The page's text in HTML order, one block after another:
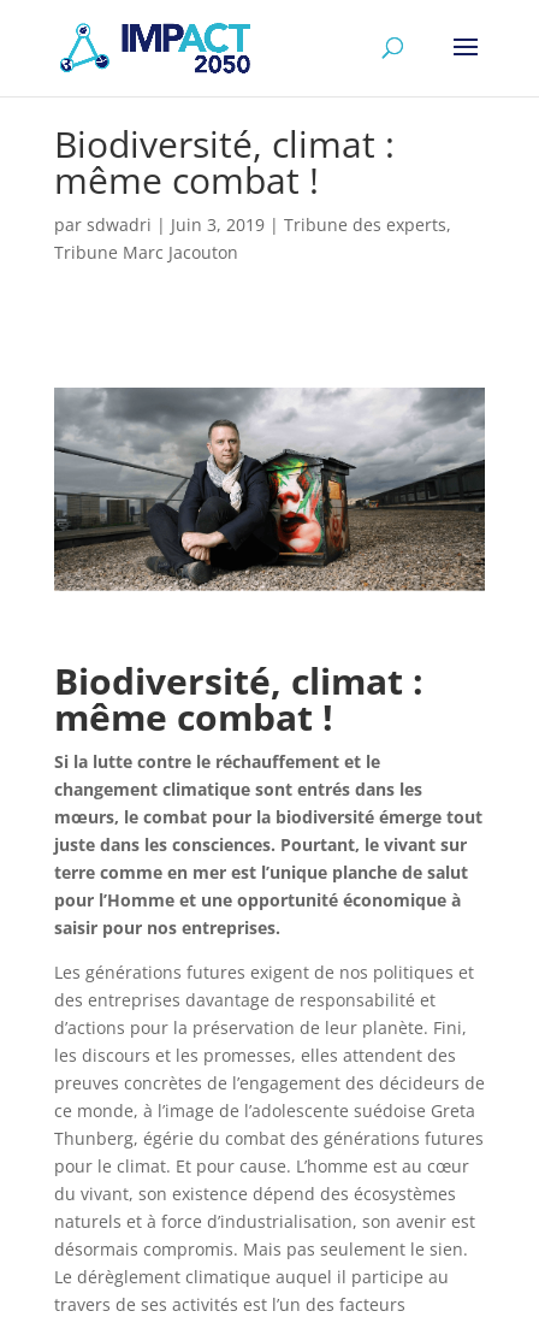
Biodiversité, climat :
même combat !
par sdwadri | Juin 3, 2019| Tribune des experts,
Tribune Marc Jacouton
Biodiversité, climat :
même combat !
Si la lutte contre le réchauffement et le
changement climatique sont entrés dans les
mœurs, le combat pour la biodiversité émerge tout
juste dans les consciences. Pourtant, le vivant sur
terre comme en mer est l’unique planche de salut
pour l’Homme et une opportunité économique à
saisir pour nos entreprises.
Les générations futures exigent de nos politiques et
des entreprises davantage de responsabilité et
d’actions pour la préservation de leur planète. Fini,
les discours et les promesses, elles attendent des
preuves concrètes de l’engagement des décideurs de
ce monde, à l’image de l’adolescente suédoise Greta
Thunberg, égérie du combat des générations futures
pour le climat. Et pour cause. L’homme est au cœur
du vivant, son existence dépend des écosystèmes
naturels et à force d’industrialisation, son avenir est
désormais compromis. Mais pas seulement le sien.
Le dérèglement climatique auquel il participe au
travers de ses activités est l’un des facteurs